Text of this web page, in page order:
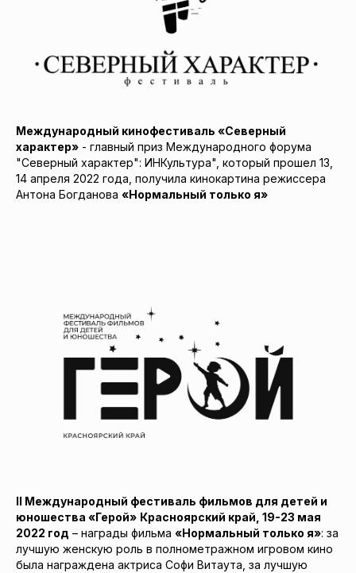
Международный кинофестиваль «Северный
характер» - главный приз Международного форума
"Северный характер": ИНКультура", который прошел 13,
14 апреля 2022 года, получила кинокартина режиссера
Антона Богданова «Нормальный только я»
II Международный фестиваль фильмов для детей и
юношества «Герой» Красноярский край, 19-23 мая
2022 год – награды фильма «Нормальный только я»: за
лучшую женскую роль в полнометражном игровом кино
была награждена актриса Софи Витаута, за лучшую